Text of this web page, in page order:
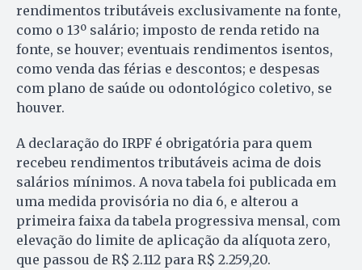
rendimentos tributáveis exclusivamente na fonte,
como o 13º salário; imposto de renda retido na
fonte, se houver; eventuais rendimentos isentos,
como venda das férias e descontos; e despesas
com plano de saúde ou odontológico coletivo, se
houver.
A declaração do IRPF é obrigatória para quem
recebeu rendimentos tributáveis acima de dois
salários mínimos. A nova tabela foi publicada em
uma medida provisória no dia 6, e alterou a
primeira faixa da tabela progressiva mensal, com
elevação do limite de aplicação da alíquota zero,
que passou de R$ 2.112 para R$ 2.259,20.